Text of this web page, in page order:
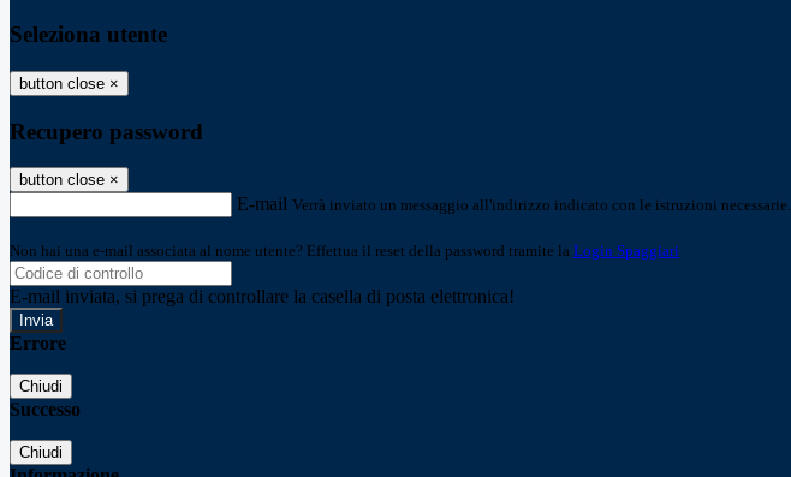
Seleziona utente
button close ×
Recupero password
button close ×
E-mail Verrà inviato un messaggio all'indirizzo indicato con le istruzioni necessarie.
Non hai una e-mail associata al nome utente? Effettua il reset della password tramite la Login Spaggiari
E-mail inviata, si prega di controllare la casella di posta elettronica!
Errore
Chiudi
Successo
Chiudi